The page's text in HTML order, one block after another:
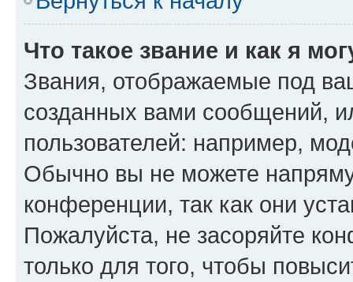
Что такое звание и как я
Звания, отображаемые под
созданных вами сообщений,
пользователей: например,
Обычно вы не можете
конференции, так как они
Пожалуйста, не засоряйте
только для того, чтобы